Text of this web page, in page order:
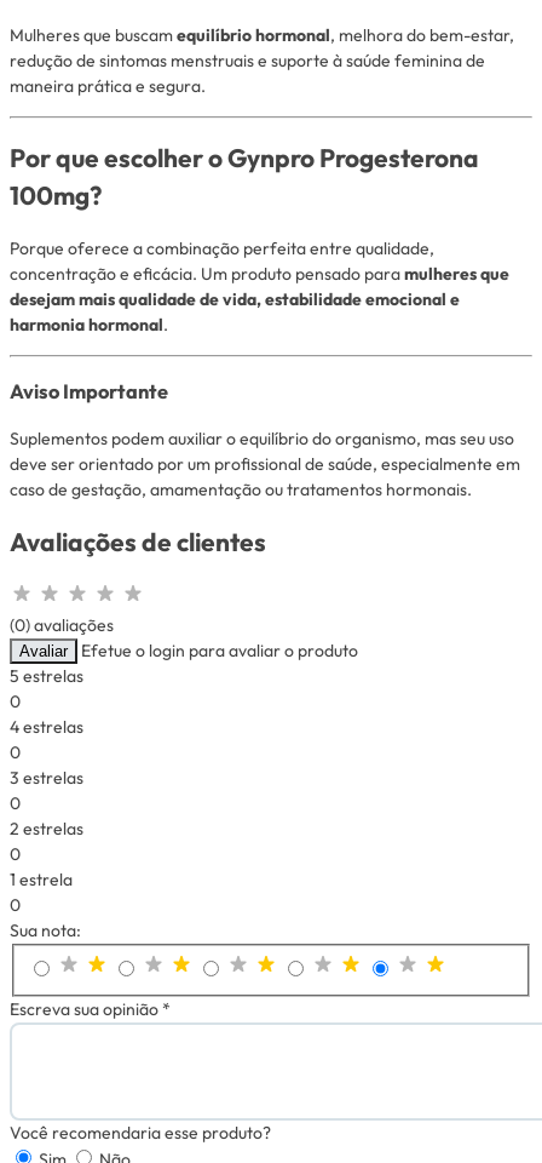
Mulheres que buscamequilíbrio hormonal, melhora do bem-estar,
redução de sintomas menstruais e suporte à saúde feminina de
maneira prática e segura.
Por que escolher o Gynpro Progesterona
100mg?
Porque oferece a combinação perfeita entre qualidade,
concentração e eficácia. Um produto pensado paramulheres que
desejam mais qualidade de vida, estabilidade emocional e
harmonia hormonal.
Aviso Importante
Suplementos podem auxiliar o equilíbrio do organismo, mas seu uso
deve ser orientado por um profissional de saúde, especialmente em
caso de gestação, amamentação ou tratamentos hormonais.
Avaliações de clientes
(0) avaliações
Avaliar
Efetue o login para avaliar o produto
5 estrelas
0
4 estrelas
0
3 estrelas
0
2 estrelas
0
1 estrela
0
Sua nota:
Escreva sua opinião *
Você recomendaria esse produto?